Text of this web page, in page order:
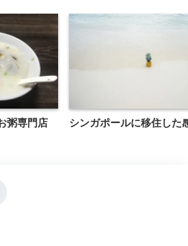
粥専門店
シンガポールに移住した